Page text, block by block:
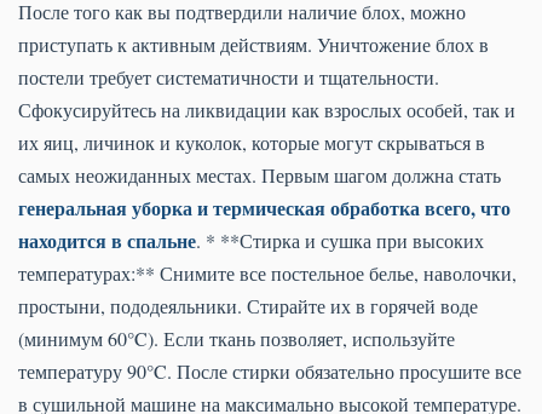
После того как вы подтвердили наличие блох, можно
приступать к активным действиям. Уничтожение блох в
постели требует систематичности и тщательности.
Сфокусируйтесь на ликвидации как взрослых особей, так и
их яиц, личинок и куколок, которые могут скрываться в
самых неожиданных местах. Первым шагом должна стать
генеральная уборка и термическая обработка всего, что
находится в спальне. * **Стирка и сушка при высоких
температурах:** Снимите все постельное белье, наволочки,
простыни, пододеяльники. Стирайте их в горячей воде
(минимум 60°C). Если ткань позволяет, используйте
температуру 90°C. После стирки обязательно просушите все
в сушильной машине на максимально высокой температуре.